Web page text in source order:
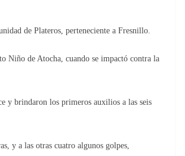
de Plateros, perteneciente a Fresnillo.
Niño de Atocha, cuando se impactó contra la
y brindaron los primeros auxilios a las seis
y a las otras cuatro algunos golpes,